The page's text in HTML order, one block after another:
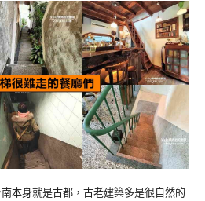
本身就是古都，古老建築多是很自然的